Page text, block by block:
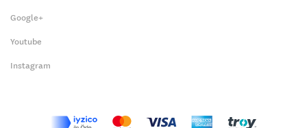
Google+
Youtube
Instagram